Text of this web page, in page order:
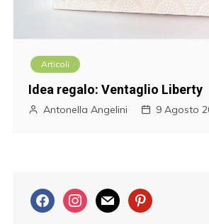
Articoli
Idea regalo: Ventaglio Liberty
Antonella Angelini 9 Agosto
f
a
i
n
m
a
p